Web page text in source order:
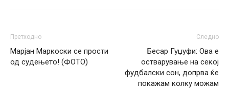
Претходно
Марјан Маркоски се прости
од судењето! (ФОТО)
Следно
Бесар Гуџуфи: Ова е
остварување на секој
фудбалски сон, допрва ќе
покажам колку можам